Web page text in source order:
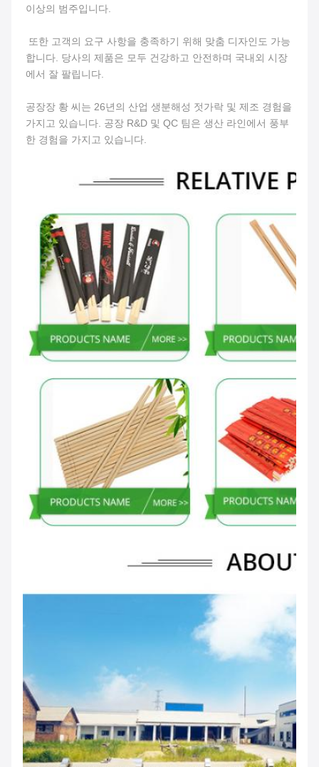
이상의 범주입니다.
합니다. 당사의 제품은 모두 건강하고 안전하며 국내외 시장
에서 잘 팔립니다.
공장장 황 씨는 26년의 산업 생분해성 젓가락 및 제조 경험을
가지고 있습니다. 공장 R&D 및 QC 팀은 생산 라인에서 풍부
한 경험을 가지고 있습니다.